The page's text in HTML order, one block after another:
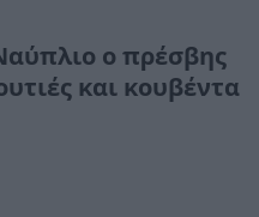
ο πρέσβης
και κουβέντα